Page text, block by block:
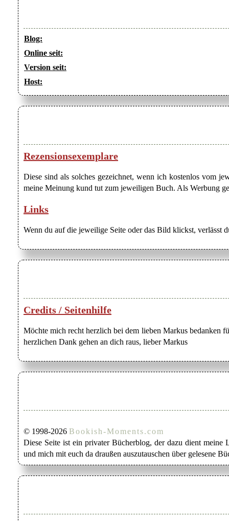
Blog:
Online seit:
Version seit:
Host:
Rezensionsexemplare
Diese sind als solches gezeichnet, wenn ich kostenlos vom
meine Meinung kund tut zum jeweiligen Buch. Als Werbung
Links
Wenn du auf die jeweilige Seite oder das Bild klickst, verlässt
Credits / Seitenhilfe
Möchte mich recht herzlich bei dem lieben Markus bedanken
herzlichen Dank gehen an dich raus, lieber Markus
© 1998-2026 Bookish-Moments.com
Diese Seite ist ein privater Bücherblog, der dazu dient meine
und mich mit euch da draußen auszutauschen über gelesene